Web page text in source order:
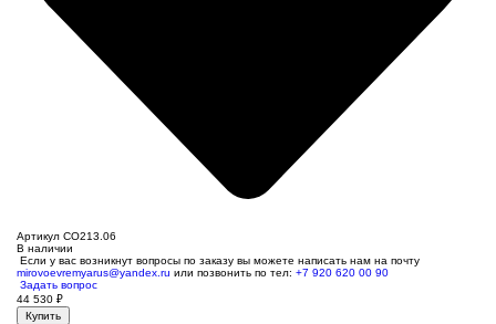
Артикул CO213.06
В наличии
Если у вас возникнут вопросы по заказу вы можете написать нам на почту
mirovoevremyarus@yandex.ru или позвонить по тел: +7 920 620 00 90
Задать вопрос
44 530 ₽
Купить